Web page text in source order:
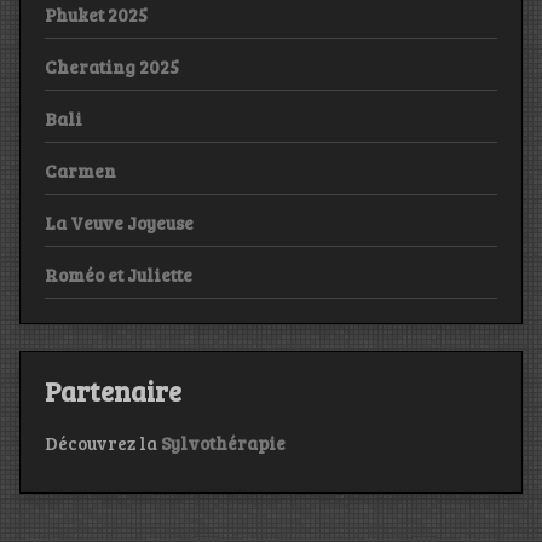
Phuket 2025
Cherating 2025
Bali
Carmen
La Veuve Joyeuse
Roméo et Juliette
Partenaire
Découvrez la Sylvothérapie